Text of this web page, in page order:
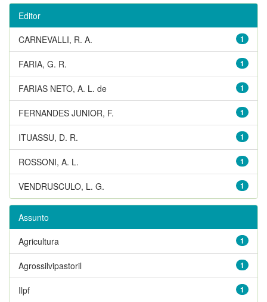
Editor
1
CARNEVALLI, R. A.
1
FARIA, G. R.
1
FARIAS NETO, A. L. de
1
FERNANDES JUNIOR, F.
1
ITUASSU, D. R.
1
ROSSONI, A. L.
1
VENDRUSCULO, L. G.
Assunto
1
Agricultura
1
Agrossilvipastoril
1
Ilpf